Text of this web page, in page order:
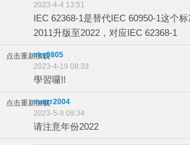
2023-4-4 13:51
IEC 62368-1是替代IEC 60950-1这个
2011升版至2022，对应IEC 62368-1
点击重新加载
sky0805
2023-4-19 08:33
學習囉!!
点击重新加载sunzr2004
2023-5-9 09:34
请注意年份2022